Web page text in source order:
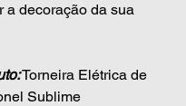
a decoração da sua
Torneira Elétrica de
Sublime